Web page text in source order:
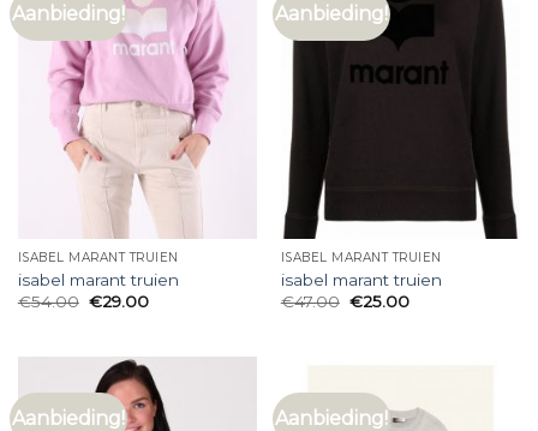
Aanbieding!
ISABEL MARANT TRUIEN
isabel marant truien
€54.00 €29.00
Aanbieding!
ISABEL MARANT TRUIEN
isabel marant truien
€47.00 €25.00
Aanbieding! Aanbieding!